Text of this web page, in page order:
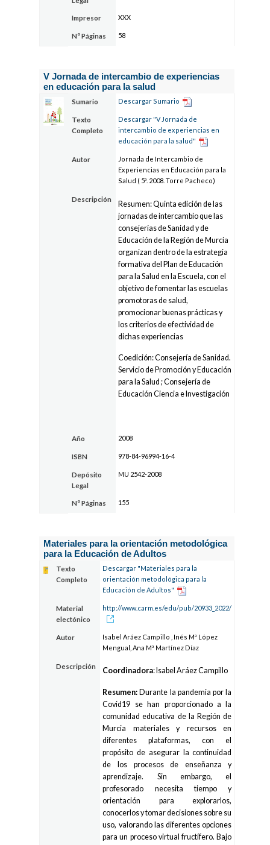
Impresor XXX
Nº Páginas 58
V Jornada de intercambio de experiencias
en educación para la salud
Sumario Descargar Sumario
Texto
Completo
Descargar "V Jornada de
intercambio de experiencias en
educación para la salud"
Autor
Jornada de Intercambio de
Experiencias en Educación para la
Salud ( 5ª. 2008. Torre Pacheco)
Descripción
Resumen: Quinta edición de las
jornadas de intercambio que las
consejerías de Sanidad y de
Educación de la Región de Murcia
organizan dentro de la estrategia
formativa del Plan de Educación
para la Salud en la Escuela, con el
objetivo de fomentar las escuelas
promotoras de salud,
promocionar buenas prácticas y
los criterios de efectividad de
dichas experiencias
Coedición: Consejería de Sanidad.
Servicio de Promoción y Educación
para la Salud ; Consejería de
Educación Ciencia e Investigación
Año 2008
ISBN 978-84-96994-16-4
Depósito
Legal
MU 2542-2008
Nº Páginas 155
Materiales para la orientación metodológica
para la Educación de Adultos
Texto
Completo
Descargar "Materiales para la
orientación metodológica para la
Educación de Adultos"
Material
electónico
http://www.carm.es/edu/pub/20933_2022/
Autor
Isabel Aráez Campillo , Inés Mª López
Mengual, Ana Mª Martínez Díaz
Descripción
Coordinadora: Isabel Aráez Campillo
Resumen:Durante la pandemia por la
Covid19 se han proporcionado a la
comunidad educativa de la Región de
Murcia materiales y recursos en
diferentes plataformas, con el
propósito de asegurar la continuidad
de los procesos de enseñanza y
aprendizaje. Sin embargo, el
profesorado necesita tiempo y
orientación para explorarlos,
conocerlos y tomar decisiones sobre su
uso, valorando las diferentes opciones
para un proceso virtual fructífero. Bajo